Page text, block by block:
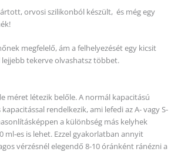
orvosi szilikonból készült, és még egy
megfelelő, ám a felhelyezését egy kicsit
tekerve olvashatsz többet.
méret létezik belőle. A normál kapacitású
rendelkezik, ami lefedi az A- vagy S-
a különbség más kelyhek
ml-es is lehet. Ezzel gyakorlatban annyit
vérzésnél elegendő 8-10 óránként ránézni a